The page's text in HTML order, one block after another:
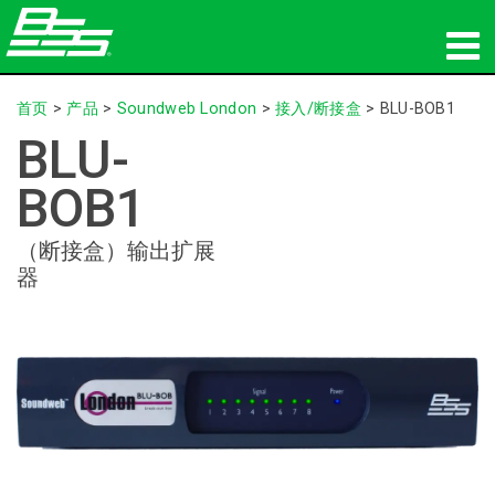
产品
网络音频传输
哪里购买
新闻
支持
我们的历史
首页 > 产品 > Soundweb London >接入/断接盒 > BLU-BOB1
BLU-
BOB1
（断接盒）输出扩展
器